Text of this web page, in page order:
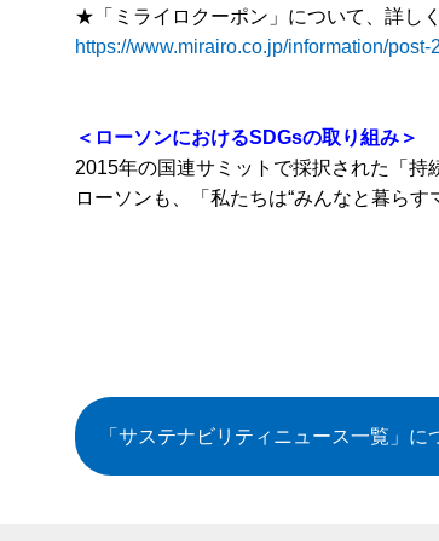
★「ミライロクーポン」について、詳し
https://www.mirairo.co.jp/information/post-
＜ローソンにおけるSDGsの取り組み＞
2015年の国連サミットで採択された「持
ローソンも、「私たちは“みんなと暮ら
「サステナビリティニュース一覧」 に